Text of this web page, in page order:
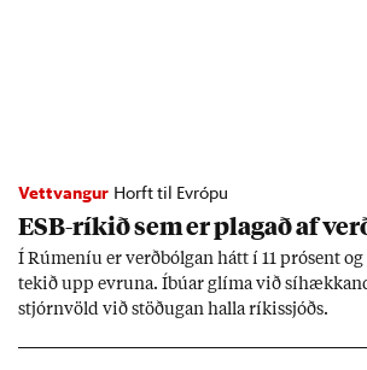
Vettvangur Horft til Evrópu
ESB-rík­ið sem er plag­að af
Í Rúm­en­íu er verð­bólg­an hátt í 11 pró­sent
tek­ið upp evr­una. Íbú­ar glíma við
stjórn­völd við stöð­ug­an halla rík­is­sjóðs.